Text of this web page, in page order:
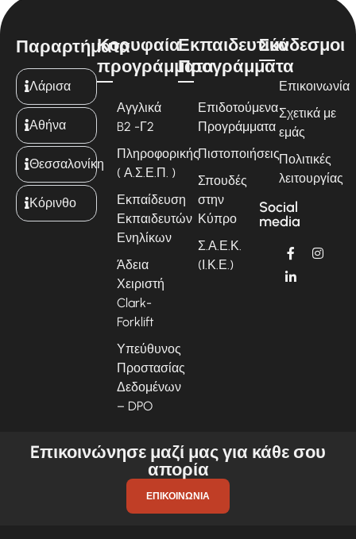
Παραρτήματα
Λάρισα
Αθήνα
Θεσσαλονίκη
Κόρινθο
Κορυφαία
προγράμματα
Αγγλικά
B2 -Γ2
Πληροφορικής
( Α.Σ.Ε.Π. )
Εκπαίδευση
Εκπαιδευτών
Ενηλίκων
Άδεια
Χειριστή
Clark-
Forklift
Υπεύθυνος
Προστασίας
Δεδομένων
– DPO
Εκπαιδευτικά
Προγράμματα
Επιδοτούμενα
Προγράμματα
Πιστοποιήσεις
Σπουδές
στην
Κύπρο
Σ.Α.Ε.Κ.
(Ι.Κ.Ε.)
Σύνδεσμοι
Επικοινωνία
Σχετικά με
εμάς
Πολιτικές
λειτουργίας
Social
media
Eπικοινώνησε μαζί μας για κάθε σου
απορία
ΕΠΙΚΟΙΝΩΝΊΑ